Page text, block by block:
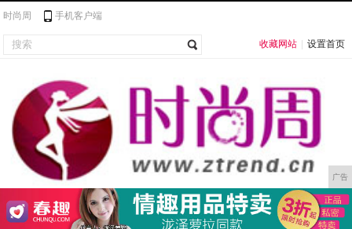
时尚周 手机客户端
收藏网站 设置首页
广告